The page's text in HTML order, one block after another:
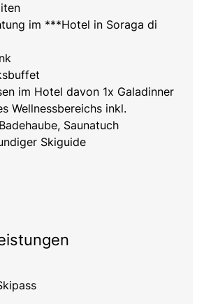
im ***Hotel in Soraga di
im Hotel davon 1x Galadinner
Wellnessbereichs inkl.
Saunatuch
Skiguide